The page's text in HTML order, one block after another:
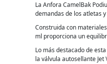
La Anfora CamelBak
demandas de los atletas
Construida con
ml proporciona un
Lo más destacado de
la válvula autosellante